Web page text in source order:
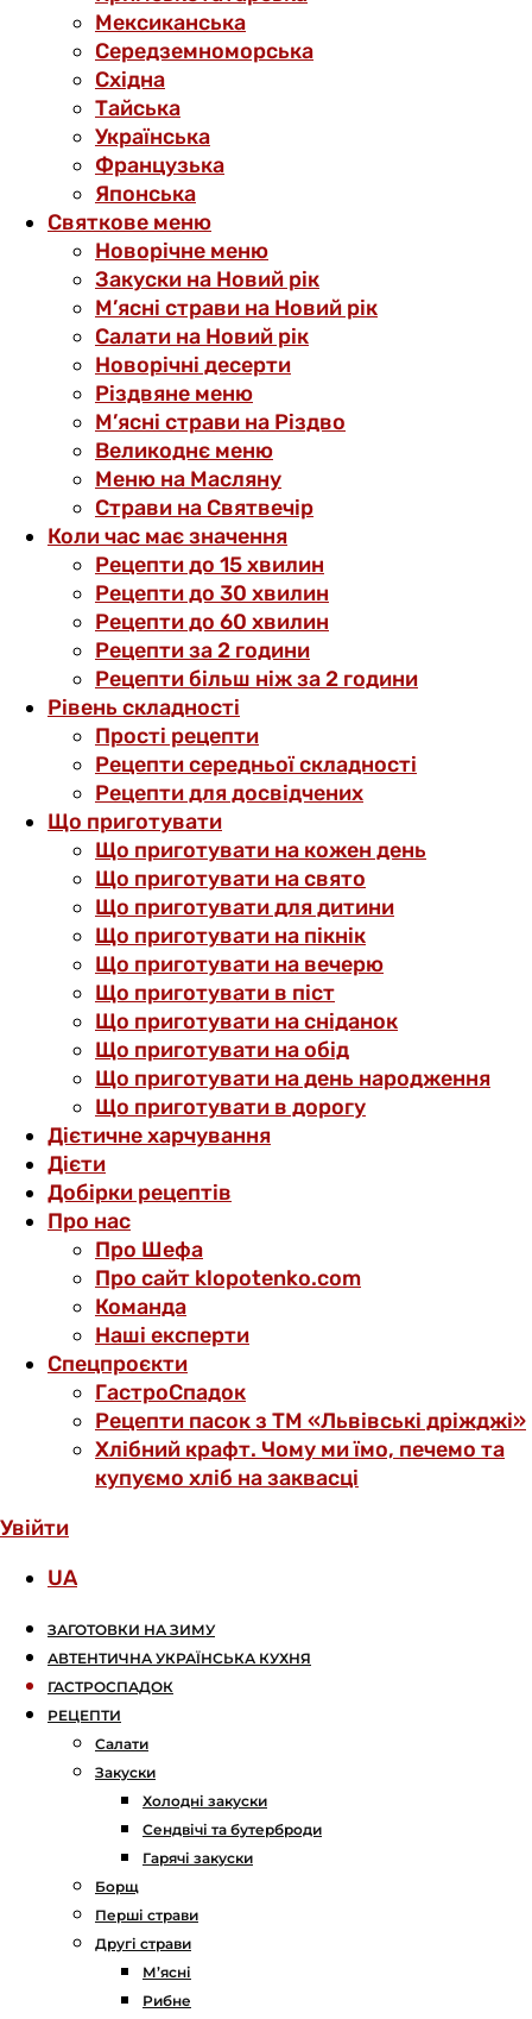
Мексиканська
Середземноморська
Східна
Тайська
Українська
Французька
Японська
Святкове меню
Новорічне меню
Закуски на Новий рік
М’ясні страви на Новий рік
Салати на Новий рік
Новорічні десерти
Різдвяне меню
М’ясні страви на Різдво
Великоднє меню
Меню на Масляну
Страви на Святвечір
Коли час має значення
Рецепти до 15 хвилин
Рецепти до 30 хвилин
Рецепти до 60 хвилин
Рецепти за 2 години
Рецепти більш ніж за 2 години
Рівень складності
Прості рецепти
Рецепти середньої складності
Рецепти для досвідчених
Що приготувати
Що приготувати на кожен день
Що приготувати на свято
Що приготувати для дитини
Що приготувати на пікнік
Що приготувати на вечерю
Що приготувати в піст
Що приготувати на сніданок
Що приготувати на обід
Що приготувати на день народження
Що приготувати в дорогу
Дієтичне харчування
Дієти
Добірки рецептів
Про нас
Про Шефа
Про сайт klopotenko.com
Команда
Наші експерти
Спецпроєкти
ГастроСпадок
Рецепти пасок з ТМ «Львівські дріжджі»
Хлібний крафт. Чому ми їмо, печемо та
купуємо хліб на заквасці
Увійти
UA
ЗАГОТОВКИ НА ЗИМУ
АВТЕНТИЧНА УКРАЇНСЬКА КУХНЯ
ГАСТРОСПАДОК
РЕЦЕПТИ
Салати
Закуски
Холодні закуски
Сендвічі та бутерброди
Гарячі закуски
Борщ
Перші страви
Другі страви
М’ясні
Рибне